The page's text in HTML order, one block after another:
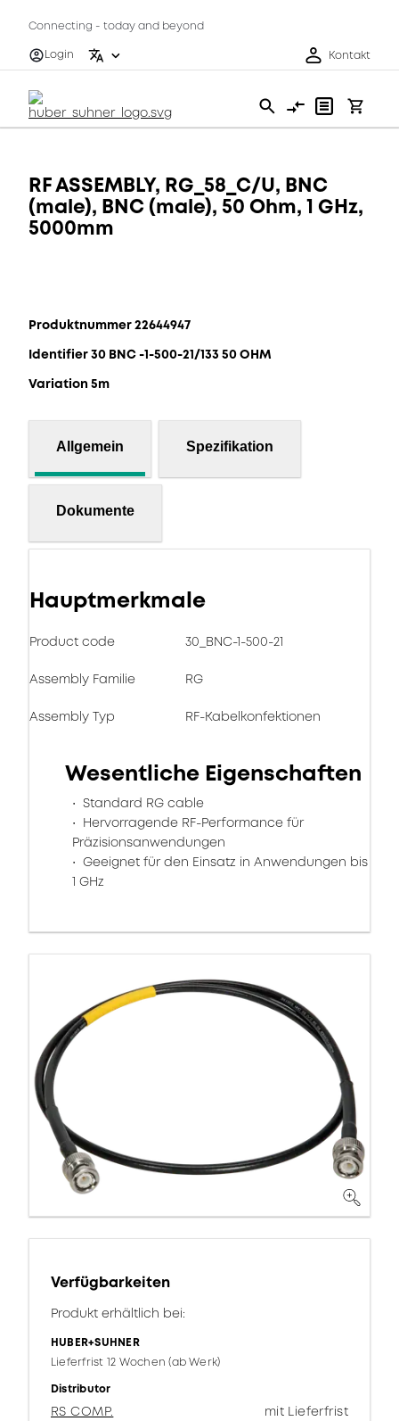
Connecting - today and beyond
Login
Kontakt
RF ASSEMBLY, RG_58_C/U, BNC
(male), BNC (male), 50 Ohm, 1 GHz,
5000mm
Produktnummer 22644947
Identifier 30 BNC -1-500-21/133 50 OHM
Variation 5m
Allgemein Spezifikation
Dokumente
Hauptmerkmale
Product code 30_BNC-1-500-21
Assembly Familie RG
Assembly Typ RF-Kabelkonfektionen
Wesentliche Eigenschaften
Standard RG cable
Hervorragende RF-Performance für
Präzisionsanwendungen
Geeignet für den Einsatz in Anwendungen bis
1 GHz
Verfügbarkeiten
Produkt erhältlich bei:
HUBER+SUHNER
Lieferfrist 12 Wochen (ab Werk)
Distributor
RS COMP.
mit Lieferfrist